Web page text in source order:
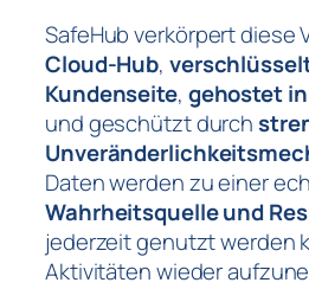
SafeHub verkörpert diese
Cloud-Hub,
Kundenseite, gehostet
und geschützt durch
Daten werden zu einer
Wahrheitsquelle und
jederzeit genutzt werden
Aktivitäten wieder